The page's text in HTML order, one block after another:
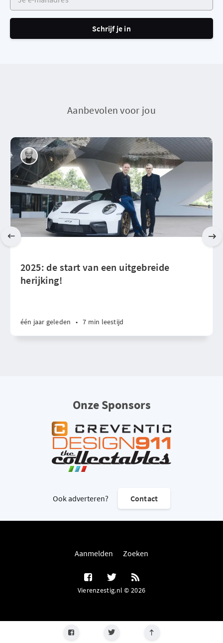
Schrijf je in
Aanbevolen voor jou
2025: de start van een uitgebreide
herijking!
één jaar geleden • 7 min leestijd
Onze Sponsors
Ook adverteren? Contact
Aanmelden Zoeken
Vierenzestig.nl © 2026